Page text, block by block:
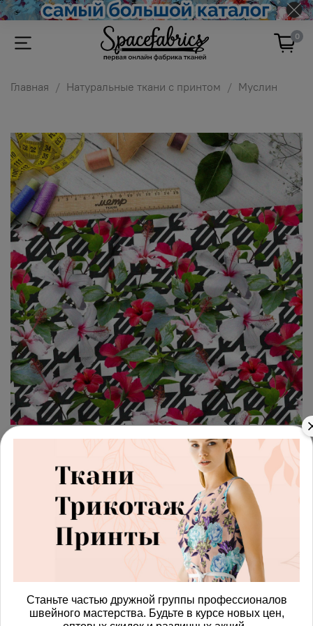
0
Главная Натуральные ткани с принтом Муслин
(0) арт.4287981_muslin
Ткань муслин яркие цветы на
чёрно-белом фоне
Получить доступ к оптовым ценам
815.00 руб
Станьте частью дружной группы профессионалов
швейного мастерства. Будьте в курсе новых цен,